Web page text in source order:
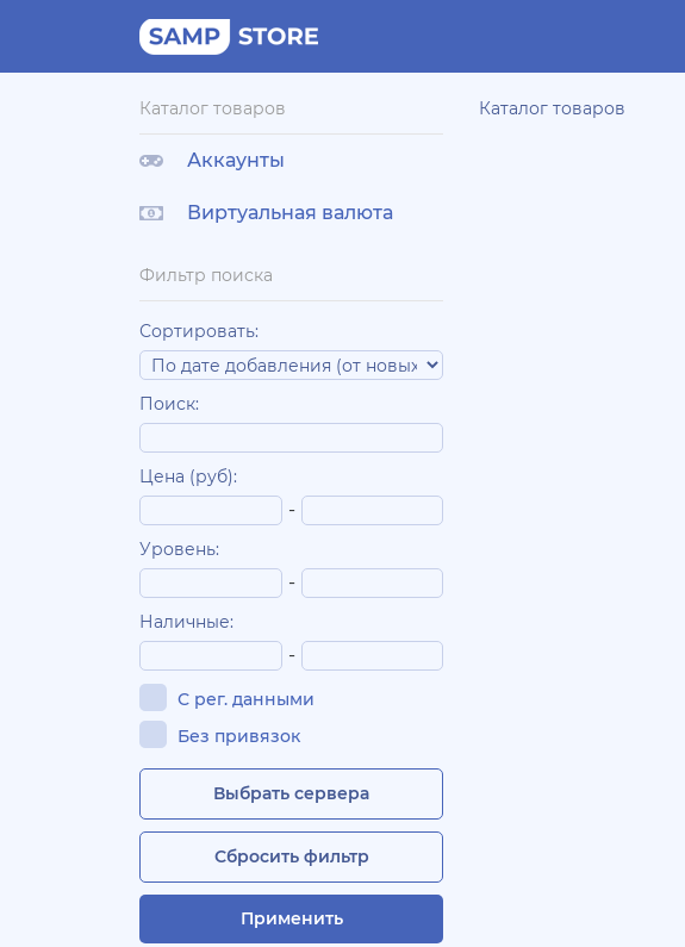
Каталог товаров
Аккаунты
Виртуальная валюта
Фильтр поиска
Сортировать:
Поиск:
Цена (руб):
-
Уровень:
-
Наличные:
-
С рег. данными
Без привязок
Выбрать сервера
Сбросить фильтр
Применить
Каталог товаров